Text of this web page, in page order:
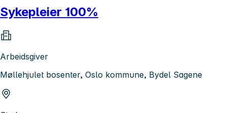
Sykepleier 100%
Arbeidsgiver
Møllehjulet bosenter, Oslo kommune, Bydel Sagene